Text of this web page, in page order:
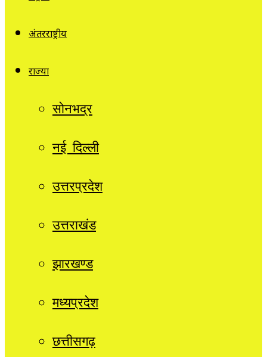
अंतरराष्ट्रीय
राज्यों
सोनभद्र
नई दिल्ली
उत्तरप्रदेश
उत्तराखंड
झारखण्ड
मध्यप्रदेश
छत्तीसगढ़